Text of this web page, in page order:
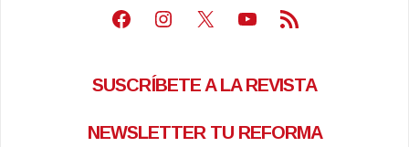
Facebook
Instagram
X Youtube
Feed RSS
SUSCRÍBETE A LA REVISTA
NEWSLETTER TU REFORMA